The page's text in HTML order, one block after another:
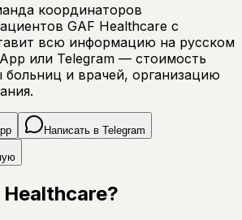
координаторов
GAF Healthcare с
всю информацию на русском
или Telegram — стоимость
больниц и врачей, организацию
Написать в Telegram